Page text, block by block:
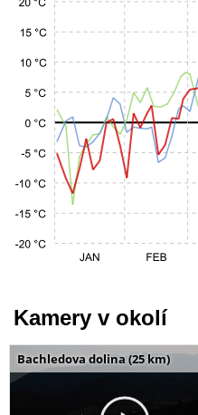
Kamery v okolí
Bachledova dolina (25 km)